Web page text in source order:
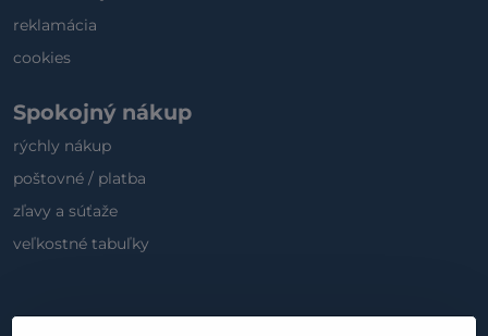
reklamácia
cookies
Spokojný nákup
rýchly nákup
poštovné / platba
zľavy a súťaže
veľkostné tabuľky